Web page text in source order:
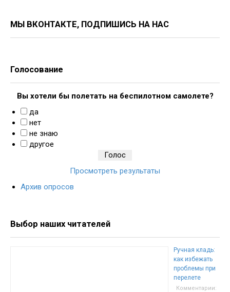
МЫ ВКОНТАКТЕ, ПОДПИШИСЬ НА НАС
Голосование
Вы хотели бы полетать на беспилотном самолете?
да
нет
не знаю
другое
Просмотреть результаты
Архив опросов
Выбор наших читателей
Ручная кладь:
как избежать
проблемы при
перелете
Комментарии: